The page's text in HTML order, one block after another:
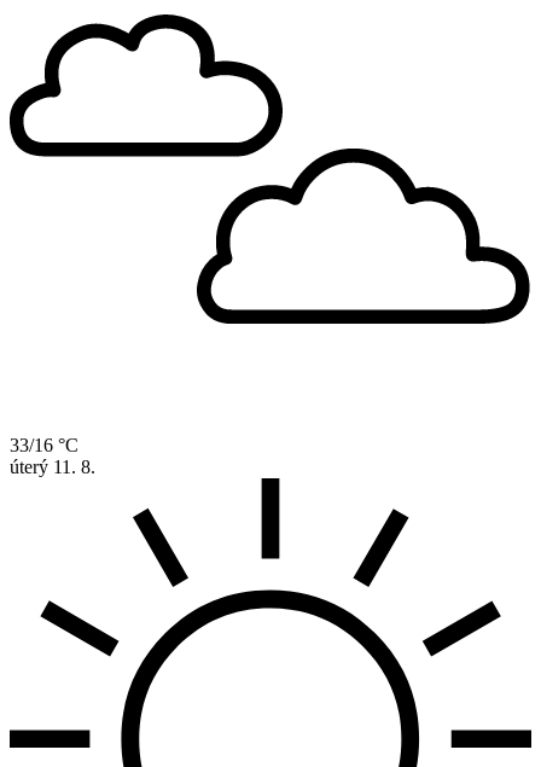
33/16 °C
úterý 11. 8.